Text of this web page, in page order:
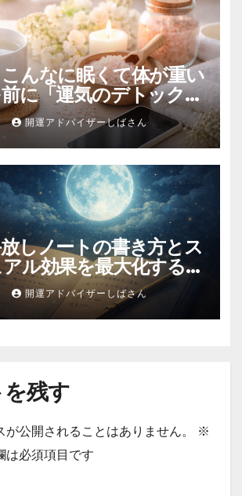
んなに眠くて体が重い
に「運気のデトック
させる3つの浄化術
開運アドバイザーしばさん
しノートの書き方とス
ル効果を最大化する具
文集
開運アドバイザーしばさん
残す
が公開されることはありません。
※
は必須項目です